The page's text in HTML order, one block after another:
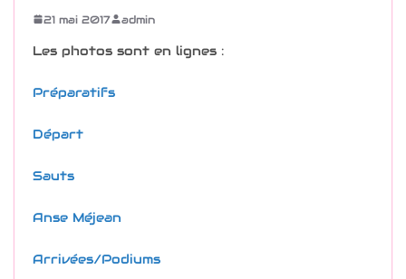
21 mai 2017 admin
Les photos sont en lignes :
Préparatifs
Départ
Sauts
Anse Méjean
Arrivées/Podiums